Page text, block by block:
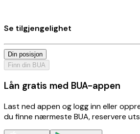
Se tilgjengelighet
Din posisjon
Finn din BUA
Lån gratis med BUA-appen
Last ned appen og logg inn eller
du finne nærmeste BUA, reservere